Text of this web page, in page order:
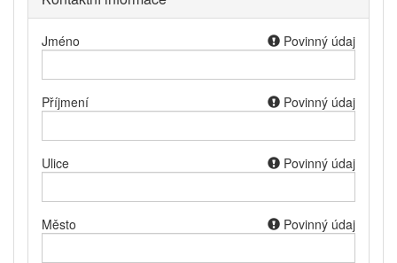
Jméno Povinný údaj
Příjmení Povinný údaj
Ulice Povinný údaj
Město Povinný údaj